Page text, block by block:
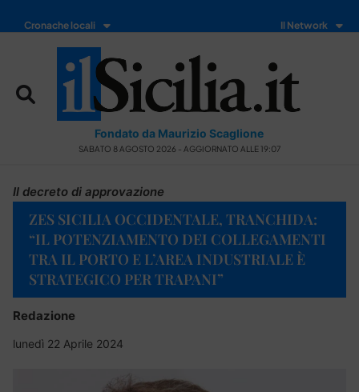
Cronache locali Il Network
Fondato da Maurizio Scaglione
SABATO 8 AGOSTO 2026 - AGGIORNATO ALLE 19:07
Il decreto di approvazione
ZES SICILIA OCCIDENTALE, TRANCHIDA:
“IL POTENZIAMENTO DEI COLLEGAMENTI
TRA IL PORTO E L’AREA INDUSTRIALE È
STRATEGICO PER TRAPANI”
Redazione
lunedì 22 Aprile 2024